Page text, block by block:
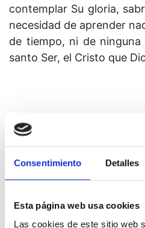
Consentimiento Detalles
Esta página web usa cookies
Las cookies de este sitio web
contemplar Su gloria,
necesidad de aprender
de tiempo, ni de
santo Ser, el Cristo que
La sanadora Voz de